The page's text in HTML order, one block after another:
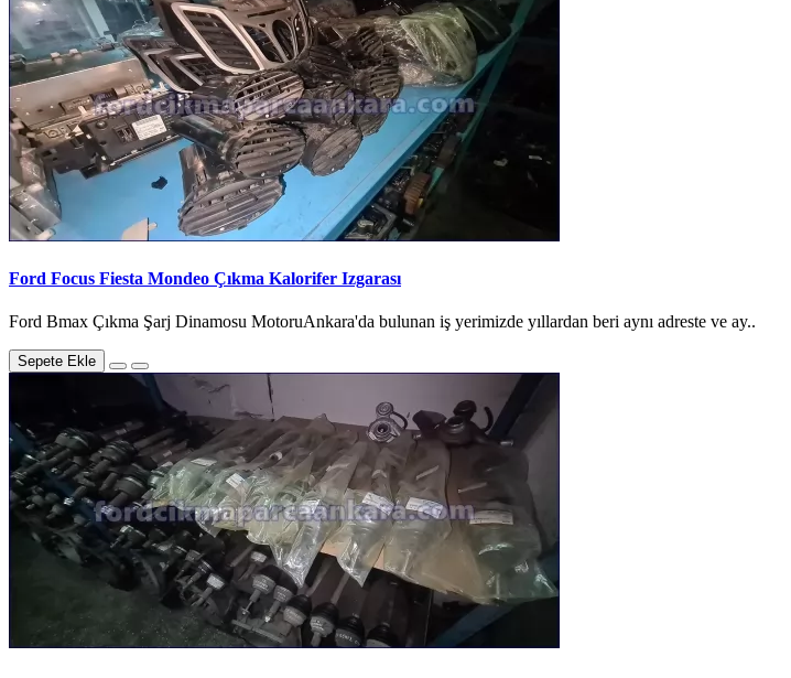
Ford Focus Fiesta Mondeo Çıkma Kalorifer Izgarası
Ford Bmax Çıkma Şarj Dinamosu MotoruAnkara'da bulunan iş yerimizde yıllardan beri aynı adreste ve ay..
Sepete Ekle